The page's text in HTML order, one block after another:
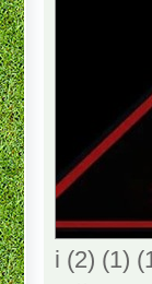
i (2) (1)